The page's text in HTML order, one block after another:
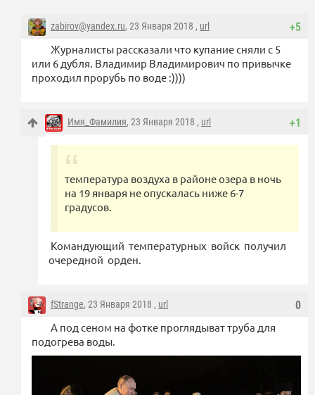
+5
zabirov@yandex.ru, 23 Января 2018 , url
Журналисты рассказали что купание сняли с 5
или 6 дубля. Владимир Владимирович по привычке
проходил прорубь по воде :))))
+1
Имя_Фамилия, 23 Января 2018 , url
температура воздуха в районе озера в ночь
на 19 января не опускалась ниже 6-7
градусов.
Командующий температурных войск получил
очередной орден.
0
fStrange, 23 Января 2018 , url
А под сеном на фотке проглядыват труба для
подогрева воды.